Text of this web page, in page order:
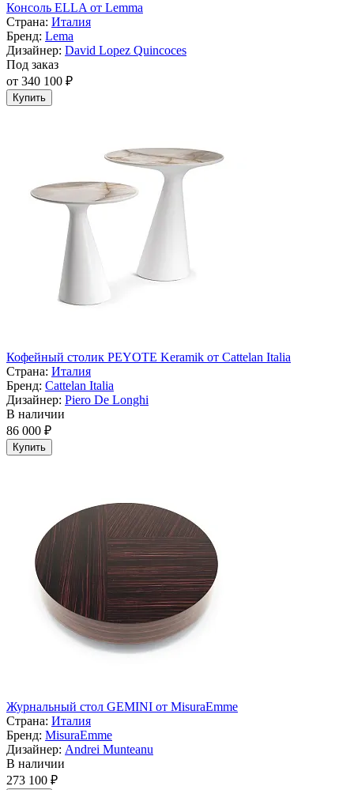
Консоль ELLA от Lemma
Страна: Италия
Бренд: Lema
Дизайнер: David Lopez Quincoces
Под заказ
от 340 100 ₽
Купить
Кофейный столик PEYOTE Keramik от Cattelan Italia
Страна: Италия
Бренд: Cattelan Italia
Дизайнер: Piero De Longhi
В наличии
86 000 ₽
Купить
Журнальный стол GEMINI от MisuraEmme
Страна: Италия
Бренд: MisuraEmme
Дизайнер: Andrei Munteanu
В наличии
273 100 ₽